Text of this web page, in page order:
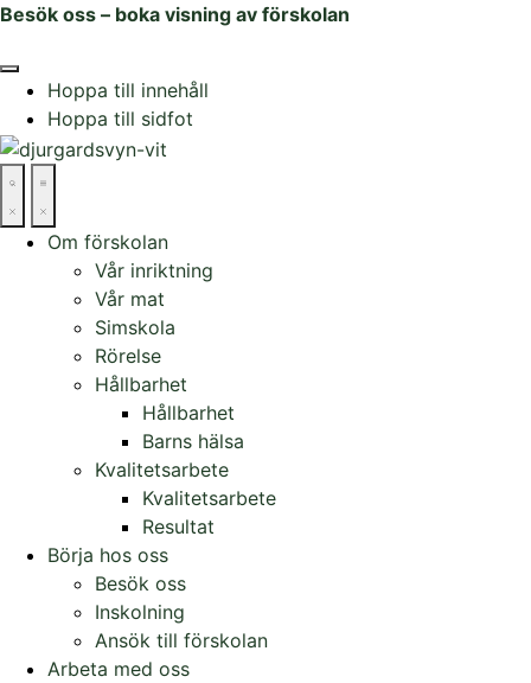
Besök oss – boka visning av förskolan
Hoppa till innehåll
Hoppa till sidfot
Om förskolan
Vår inriktning
Vår mat
Simskola
Rörelse
Hållbarhet
Hållbarhet
Barns hälsa
Kvalitetsarbete
Kvalitetsarbete
Resultat
Börja hos oss
Besök oss
Inskolning
Ansök till förskolan
Arbeta med oss